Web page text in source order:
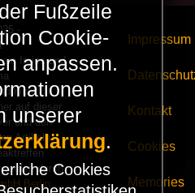
-
freies und
nicht
auf dieser
und den
Artikeln
durch
Berlin
Impressum
Kontakt
Cookies
Memories
Fußzeile
Cookie-
anpassen.
unserer
.
Cookies